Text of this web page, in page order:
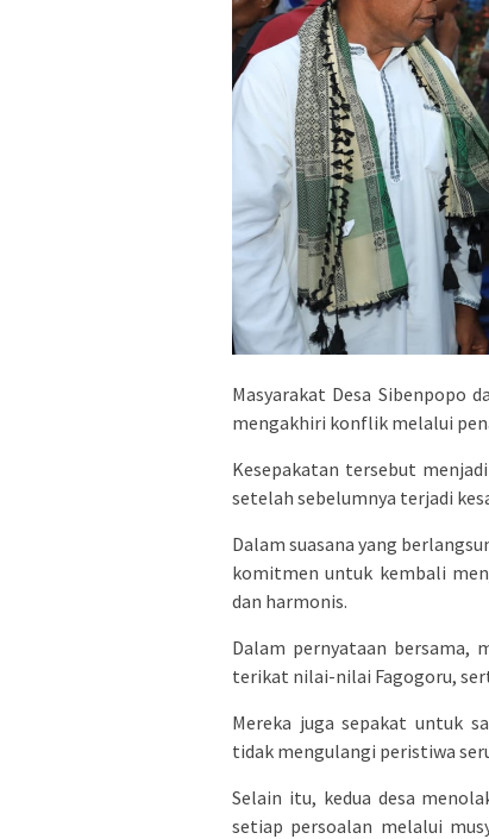
Masyarakat Desa Sibenpopo
mengakhiri konflik melalui
Kesepakatan tersebut
setelah sebelumnya terjadi
Dalam suasana yang
komitmen untuk kembali
dan harmonis.
Dalam pernyataan bersama,
terikat nilai-nilai Fagogoru,
Mereka juga sepakat untuk
tidak mengulangi peristiwa
Selain itu, kedua desa
setiap persoalan melalui